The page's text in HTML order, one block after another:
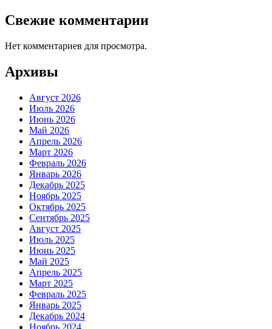
Свежие комментарии
Нет комментариев для просмотра.
Архивы
Август 2026
Июль 2026
Июнь 2026
Май 2026
Апрель 2026
Март 2026
Февраль 2026
Январь 2026
Декабрь 2025
Ноябрь 2025
Октябрь 2025
Сентябрь 2025
Август 2025
Июль 2025
Июнь 2025
Май 2025
Апрель 2025
Март 2025
Февраль 2025
Январь 2025
Декабрь 2024
Ноябрь 2024